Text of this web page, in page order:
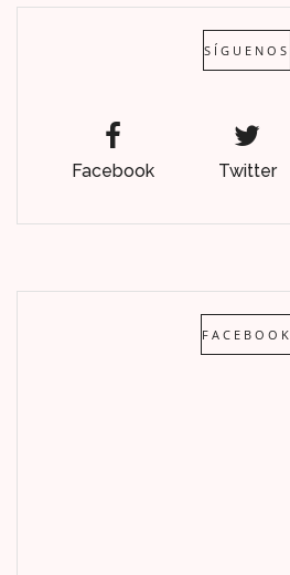
SÍGUENOS
Facebook Twitter
FACEBOOK